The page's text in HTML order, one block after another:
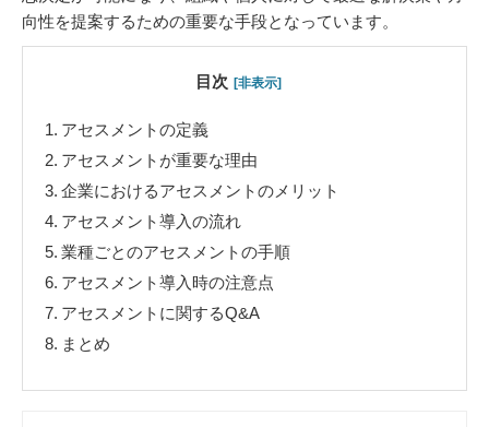
向性を提案するための重要な手段となっています。
目次 [非表示]
1. アセスメントの定義
2. アセスメントが重要な理由
3. 企業におけるアセスメントのメリット
4. アセスメント導入の流れ
5. 業種ごとのアセスメントの手順
6. アセスメント導入時の注意点
7. アセスメントに関するQ&A
8. まとめ